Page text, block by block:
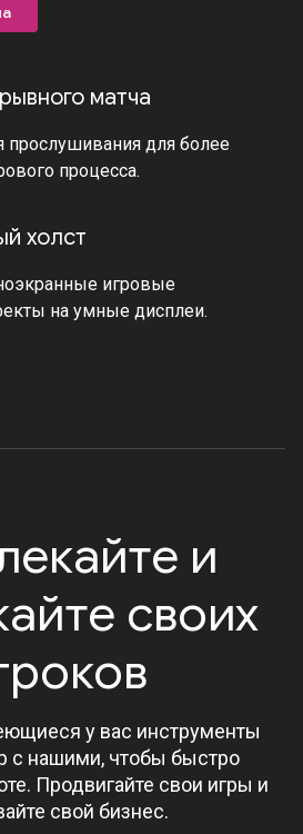
матча
прослушивания для более
процесса.
холст
игровые
на умные дисплеи.
и
своих
у вас инструменты
с нашими, чтобы быстро
Продвигайте свои игры и
свой бизнес.